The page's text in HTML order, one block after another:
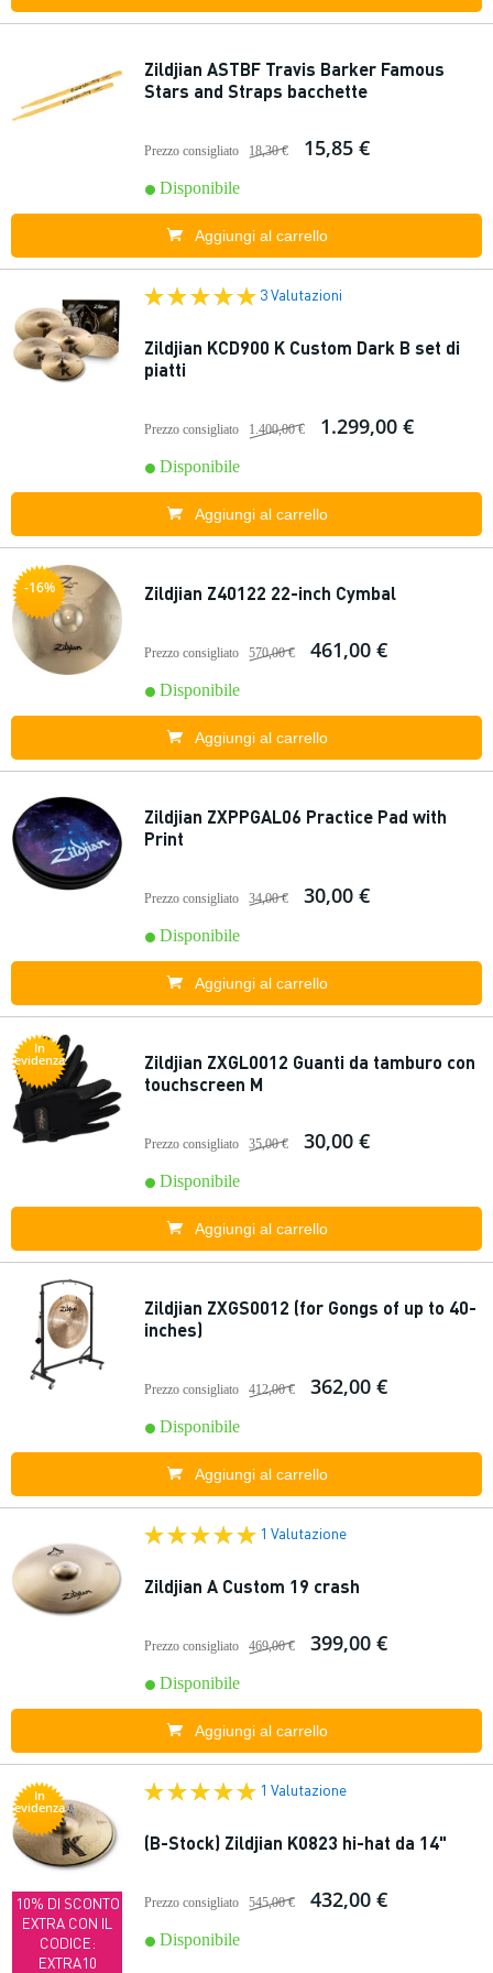
Zildjian ASTBF Travis Barker Famous
Stars and Straps bacchette
Prezzo consigliato 18,30 € 15,85 €
Disponibile
Aggiungi al carrello
3 Valutazioni
Zildjian KCD900 K Custom Dark B set di
piatti
Prezzo consigliato 1.400,00 € 1.299,00 €
Disponibile
Aggiungi al carrello
-16% Zildjian Z40122 22-inch Cymbal
Prezzo consigliato 570,00 € 461,00 €
Disponibile
Aggiungi al carrello
Zildjian ZXPPGAL06 Practice Pad with
Print
Prezzo consigliato 34,00 € 30,00 €
Disponibile
Aggiungi al carrello
In
evidenza
Zildjian ZXGL0012 Guanti da tamburo con
touchscreen M
Prezzo consigliato 35,00 € 30,00 €
Disponibile
Aggiungi al carrello
Zildjian ZXGS0012 (for Gongs of up to 40-
inches)
Prezzo consigliato 412,00 € 362,00 €
Disponibile
Aggiungi al carrello
1 Valutazione
Zildjian A Custom 19 crash
Prezzo consigliato 469,00 € 399,00 €
Disponibile
Aggiungi al carrello
In
evidenza
10% DI SCONTO
EXTRA CON IL
CODICE:
EXTRA10
1 Valutazione
(B-Stock) Zildjian K0823 hi-hat da 14"
Prezzo consigliato 545,00 € 432,00 €
Disponibile